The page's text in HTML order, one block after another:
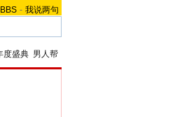
BBS - 我说两句
度盛典 男人帮